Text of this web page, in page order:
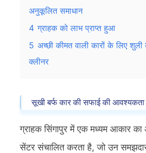
अनुकूलित समाधान
4 ग्राहक को लाभ प्राप्त हुआ
5 अच्छी कीमत वाली कारों के लिए
क्लीनर
सूखी बर्फ कार की सफाई की आवश्यकता
ग्राहक सिंगापुर में एक मध्यम आकार का
सेंटर संचालित करता है, जो उन